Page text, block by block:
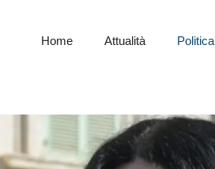
Home Attualità Politica